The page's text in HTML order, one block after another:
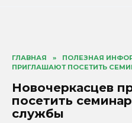
ГЛАВНАЯ » ПОЛЕЗНАЯ
ПРИГЛАШАЮТ ПОСЕТИТЬ
Новочеркасцев
посетить
службы